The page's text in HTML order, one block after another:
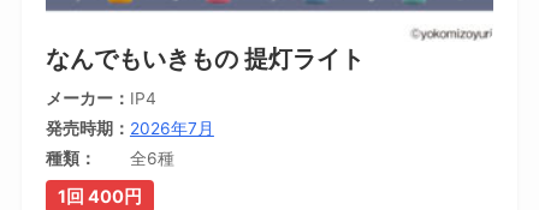
なんでもいきもの 提灯ライト
メーカー
IP4
発売時期
2026年7月
種類
全6種
1回 400円